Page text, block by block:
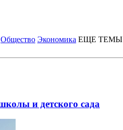
Общество Экономика ЕЩЕ ТЕМЫ
и детского сада